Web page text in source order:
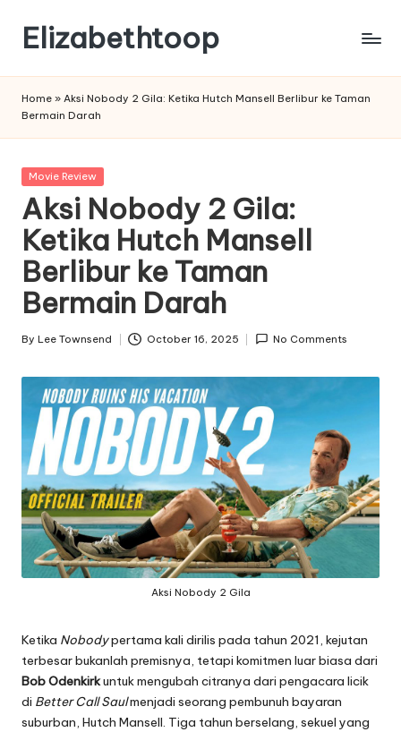
content
Elizabethtoop
Home » Aksi Nobody 2 Gila: Ketika Hutch Mansell Berlibur ke Taman
Bermain Darah
Posted
Movie Review
Aksi Nobody 2 Gila:
Ketika Hutch Mansell
Berlibur ke Taman
Bermain Darah
Posted
By Lee Townsend October 16, 2025 No Comments
Aksi Nobody 2 Gila
Ketika Nobodypertama kali dirilis pada tahun 2021, kejutan
terbesar bukanlah premisnya, tetapi komitmen luar biasa dari
Bob Odenkirkuntuk mengubah citranya dari pengacara licik
di Better Call Saulmenjadi seorang pembunuh bayaran
suburban, Hutch Mansell. Tiga tahun berselang, sekuel yang